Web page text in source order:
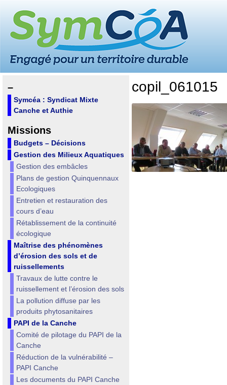
–
Symcéa : Syndicat Mixte
Canche et Authie
Missions
Budgets – Décisions
Gestion des Milieux Aquatiques
Gestion des embâcles
Plans de gestion Quinquennaux
Ecologiques
Entretien et restauration des
cours d’eau
Rétablissement de la continuité
écologique
Maîtrise des phénomènes
d’érosion des sols et de
ruissellements
Travaux de lutte contre le
ruissellement et l’érosion des sols
La pollution diffuse par les
produits phytosanitaires
PAPI de la Canche
Comité de pilotage du PAPI de la
Canche
Réduction de la vulnérabilité –
PAPI Canche
Les documents du PAPI Canche
copil_061015